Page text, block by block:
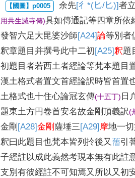
余先[彳*(匕/匕)]者
用共生滅寺傳)具如傳通記等四章所依
發智六足大毘婆沙師[A24]論等別者
釈章題 目并撰号此中二初 [A25]釈題
初題目者若西土者經論等梵本題目
漢土格式者置文首經論訳時皆首置
土格式也十住心論冠玄傳(十五丁) 日
題東土方円卷首安名故金剛頂義訳(
金剛 [A28]金剛 薩埵三[A29] 摩地一
釈曰此題目也梵本皆列扵後又 𦾔引
子經註以成此義然考現本無有此註
支別有彼經註不可知焉又所以又初